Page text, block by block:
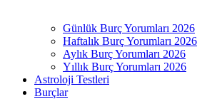
Günlük Burç Yorumları 2026
Haftalık Burç Yorumları 2026
Aylık Burç Yorumları 2026
Yıllık Burç Yorumları 2026
Astroloji Testleri
Burçlar